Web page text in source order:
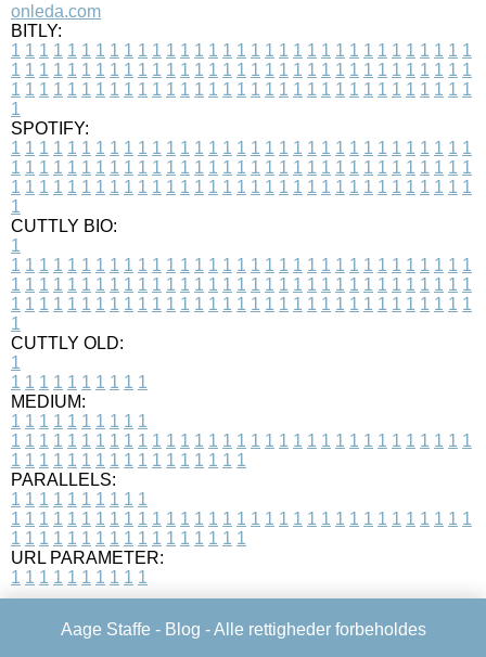
onleda.com
BITLY:
1 1 1 1 1 1 1 1 1 1 1 1 1 1 1 1 1 1 1 1 1 1 1 1 1 1 1 1 1 1 1 1 1
1 1 1 1 1 1 1 1 1 1 1 1 1 1 1 1 1 1 1 1 1 1 1 1 1 1 1 1 1 1 1 1 1
1 1 1 1 1 1 1 1 1 1 1 1 1 1 1 1 1 1 1 1 1 1 1 1 1 1 1 1 1 1 1 1 1
1
SPOTIFY:
1 1 1 1 1 1 1 1 1 1 1 1 1 1 1 1 1 1 1 1 1 1 1 1 1 1 1 1 1 1 1 1 1
1 1 1 1 1 1 1 1 1 1 1 1 1 1 1 1 1 1 1 1 1 1 1 1 1 1 1 1 1 1 1 1 1
1 1 1 1 1 1 1 1 1 1 1 1 1 1 1 1 1 1 1 1 1 1 1 1 1 1 1 1 1 1 1 1 1
1
CUTTLY BIO:
1
1 1 1 1 1 1 1 1 1 1 1 1 1 1 1 1 1 1 1 1 1 1 1 1 1 1 1 1 1 1 1 1 1
1 1 1 1 1 1 1 1 1 1 1 1 1 1 1 1 1 1 1 1 1 1 1 1 1 1 1 1 1 1 1 1 1
1 1 1 1 1 1 1 1 1 1 1 1 1 1 1 1 1 1 1 1 1 1 1 1 1 1 1 1 1 1 1 1 1
1
CUTTLY OLD:
1
1 1 1 1 1 1 1 1 1 1
MEDIUM:
1 1 1 1 1 1 1 1 1 1
1 1 1 1 1 1 1 1 1 1 1 1 1 1 1 1 1 1 1 1 1 1 1 1 1 1 1 1 1 1 1 1 1
1 1 1 1 1 1 1 1 1 1 1 1 1 1 1 1 1
PARALLELS:
1 1 1 1 1 1 1 1 1 1
1 1 1 1 1 1 1 1 1 1 1 1 1 1 1 1 1 1 1 1 1 1 1 1 1 1 1 1 1 1 1 1 1
1 1 1 1 1 1 1 1 1 1 1 1 1 1 1 1 1
URL PARAMETER:
1 1 1 1 1 1 1 1 1 1
Aage Staffe - Blog - Alle rettigheder forbeholdes